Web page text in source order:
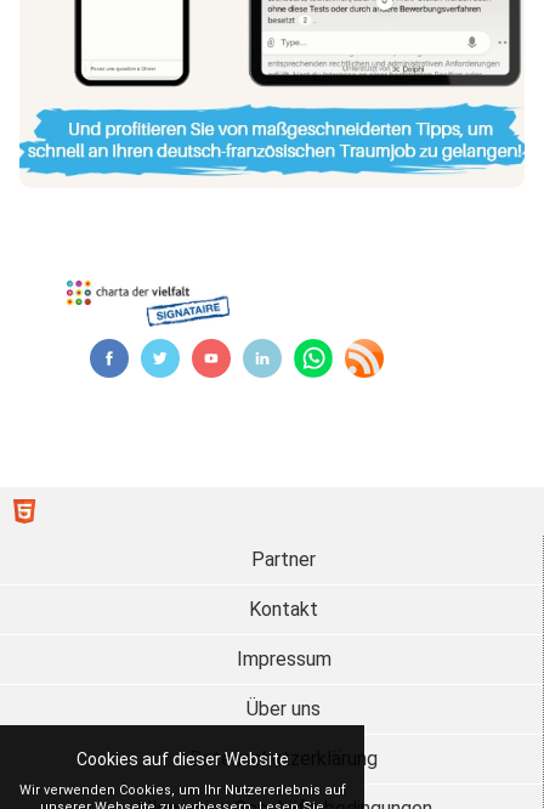
Cookies auf dieser Website
Wir verwenden Cookies, um Ihr Nutzererlebnis auf
Partner
Kontakt
Impressum
Über uns
Datenschutzerklärung